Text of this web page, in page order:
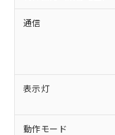
通信
表示灯
動作モード